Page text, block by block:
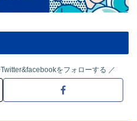
をフォローする